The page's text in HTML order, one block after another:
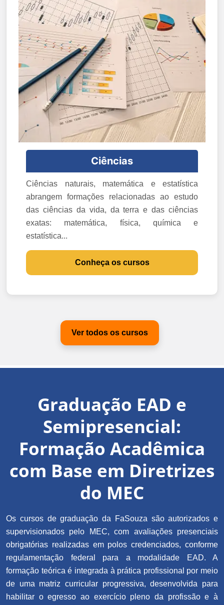
Ciências
Ciências naturais, matemática e estatística
abrangem formações relacionadas ao estudo
das ciências da vida, da terra e das ciências
exatas: matemática, física, química e
estatística...
Conheça os cursos
Ver todos os cursos
Graduação EAD e
Semipresencial:
Formação Acadêmica
com Base em Diretrizes
do MEC
Os cursos de graduação da FaSouza são autorizados e
supervisionados pelo MEC, com avaliações presenciais
obrigatórias realizadas em polos credenciados, conforme
regulamentação federal para a modalidade EAD. A
formação teórica é integrada à prática profissional por meio
de uma matriz curricular progressiva, desenvolvida para
habilitar o egresso ao exercício pleno da profissão e à